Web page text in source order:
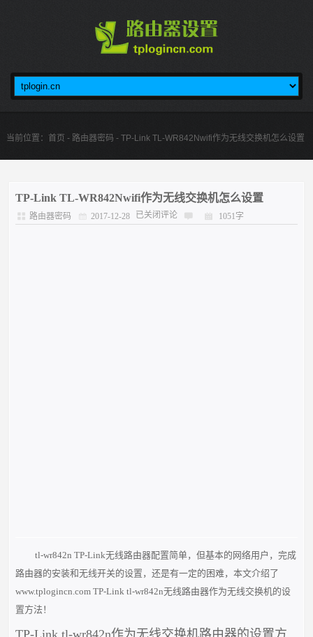
当前位置： 首页 - 路由器密码 - TP-Link TL-WR842Nwifi作为无线交换机怎么设置
TP-Link TL-WR842Nwifi作为无线交换机怎么设置
路由器密码 2017-12-28 已关闭评论 1051字
tl-wr842n TP-Link无线路由器配置简单，但基本的网络用户，完成
路由器的安装和无线开关的设置，还是有一定的困难，本文介绍了
www.tplogincn.com TP-Link tl-wr842n无线路由器作为无线交换机的设
置方法！
TP-Link tl-wr842n作为无线交换机路由器的设置方